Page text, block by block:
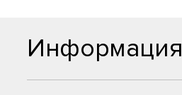
Информация